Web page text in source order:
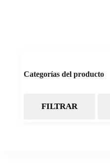
Categorías del producto
Almacenamiento
FILTRAR